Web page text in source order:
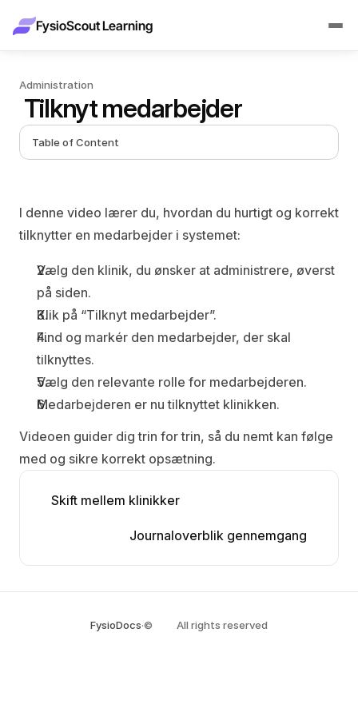
FysioScout Learning
Administration
Table of Content
Tilknyt medarbejder
I denne video lærer du, hvordan du hurtigt og korrekt
tilknytter en medarbejder i systemet:
Vælg den klinik, du ønsker at administrere, øverst
på siden.
Klik på “Tilknyt medarbejder”.
Find og markér den medarbejder, der skal
tilknyttes.
Vælg den relevante rolle for medarbejderen.
Medarbejderen er nu tilknyttet klinikken.
Videoen guider dig trin for trin, så du nemt kan følge
med og sikre korrekt opsætning.
Skift mellem klinikker
Journaloverblik gennemgang
FysioDocs·© All rights reserved